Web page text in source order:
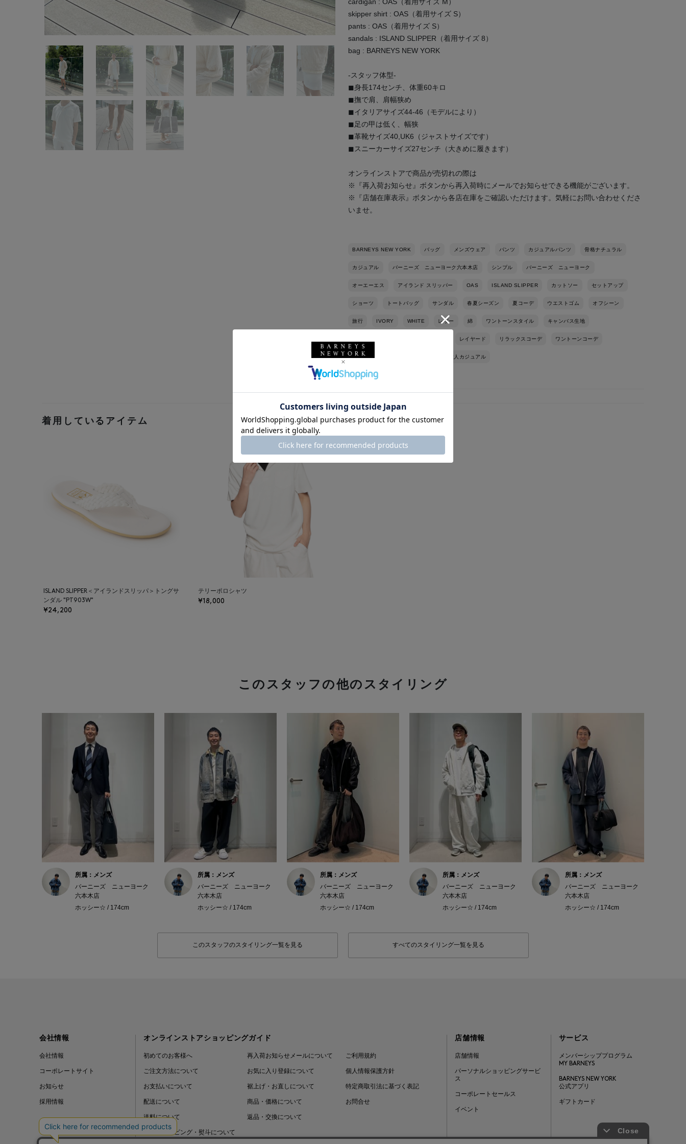
skipper shirt : OAS（着用サイズ S）
pants : OAS（着用サイズ S）
sandals : ISLAND SLIPPER（着用サイズ 8）
bag : BARNEYS NEW YORK
-スタッフ体型-
◼︎身長174センチ、体重60キロ
◼︎撫で肩、肩幅狭め
◼︎イタリアサイズ44-46（モデルにより）
◼︎足の甲は低く、幅狭
◼︎革靴サイズ40,UK6（ジャストサイズです）
◼︎スニーカーサイズ27センチ（大きめに履きます）
オンラインストアで商品が売切れの際は
※『再入荷お知らせ』ボタンから再入荷時にメールでお知らせできる機能がございます。
※『店舗在庫表示』ボタンから各店在庫をご確認いただけます。気軽にお問い合わせくださ
いませ。
BARNEYS NEW YORK バッグ メンズウェア パンツ カジュアルパンツ 骨格ナチュラル
カジュアル バーニーズ ニューヨーク六本木店 シンプル バーニーズ ニューヨーク
オーエーエス アイランド スリッパー OAS ISLAND SLIPPER カットソー セットアップ
ショーツ トートバッグ サンダル 春夏シーズン 夏コーデ ウエストゴム オフシーン
旅行 IVORY WHITE レザー 綿 ワントーンスタイル キャンバス生地
レイヤード リラックスコーデ ワントーンコーデ
サンダルコーデ 大人カジュアル
着用しているアイテム
ISLAND SLIPPER＜アイランドスリッパ＞トングサ
ンダル "PT903W"
¥24,200
テリーポロシャツ
¥18,000
このスタッフの他のスタイリング
所属：メンズ
バーニーズ ニューヨーク
六本木店
ホッシー☆ / 174cm
所属：メンズ
バーニーズ ニューヨーク
六本木店
ホッシー☆ / 174cm
所属：メンズ
バーニーズ ニューヨーク
六本木店
ホッシー☆ / 174cm
所属：メンズ
バーニーズ ニューヨーク
六本木店
ホッシー☆ / 174cm
所属：メンズ
バーニーズ ニューヨーク
六本木店
ホッシー☆ / 174cm
このスタッフのスタイリング一覧を見る すべてのスタイリング一覧を見る
会社情報
会社情報
コーポレートサイト
お知らせ
採用情報
オンラインストアショッピングガイド
初めてのお客様へ
ご注文方法について
お支払いについて
配送について
送料について
ギフトラッピング・熨斗について
再入荷お知らせメールについて
お気に入り登録について
裾上げ・お直しについて
商品・価格について
返品・交換について
ご利用規約
個人情報保護方針
特定商取引法に基づく表記
お問合せ
店舗情報
店舗情報
パーソナルショッピングサービ
ス
コーポレートセールス
イベント
サービス
メンバーシッププログラム
MY BARNEYS
BARNEYS NEW YORK
公式アプリ
ギフトカード